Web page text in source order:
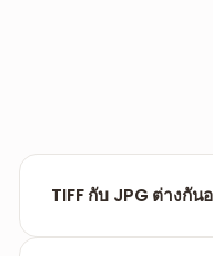
TIFF กับ JPG ต่างกัน